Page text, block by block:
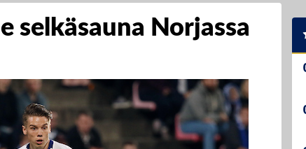
selkäsauna Norjassa